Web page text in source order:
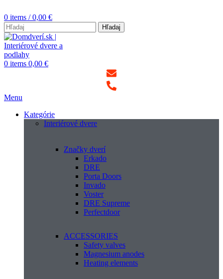
0 items / 0,00 €
Hľadaj
0 items 0,00 €
Menu
Kategórie
Interiérové dvere
Značky dverí
Erkado
DRE
Porta Doors
Invado
Voster
DRE Supreme
Perfectdoor
ACCESSORIES
Safety valves
Magnesium anodes
Heating elements